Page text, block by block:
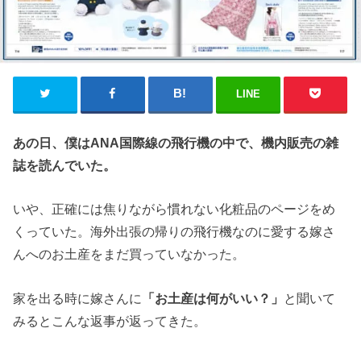
LINE
あの日、僕はANA国際線の飛行機の中で、機内販売の雑
誌を読んでいた。
いや、正確には焦りながら慣れない化粧品のページをめ
くっていた。海外出張の帰りの飛行機なのに愛する嫁さ
んへのお土産をまだ買っていなかった。
家を出る時に嫁さんに 「お土産は何がいい？」
と聞いて
みるとこんな返事が返ってきた。